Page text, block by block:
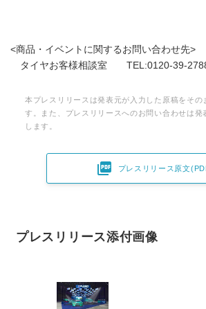
<商品・イベントに関するお問い合わせ先>
タイヤお客様相談室 TEL:0120-39-
本プレスリリースは発表元が入力した原稿をその
す。また、プレスリリースへのお問い合わせは発
します。
 プレスリリース原文
プレスリリース添付画像